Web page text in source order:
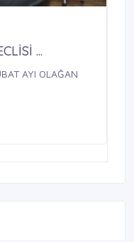
...
AYI OLAĞAN